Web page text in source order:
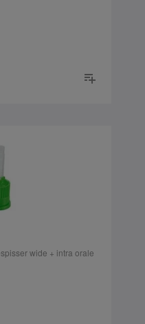
wide + intra orale